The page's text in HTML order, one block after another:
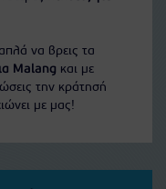
να βρεις τα
Malang και με
την κράτησή
με μας!